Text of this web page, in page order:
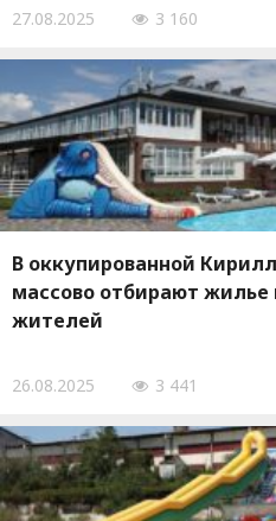
27.08.2025 3 160
В оккупированной
массово отбирают жилье
жителей
26.08.2025 3 441